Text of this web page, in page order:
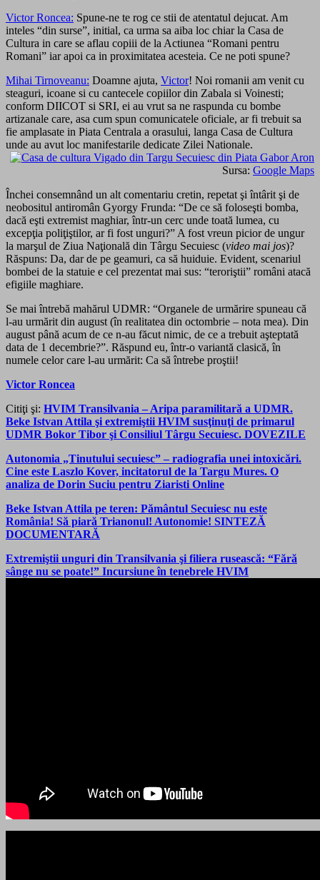
Victor Roncea: Spune-ne te rog ce stii de atentatul dejucat. Am
inteles “din surse”, initial, ca urma sa aiba loc chiar la Casa de
Cultura in care se aflau copiii de la Actiunea “Romani pentru
Romani” iar apoi ca in proximitatea acesteia. Ce ne poti spune?
Mihai Tirnoveanu: Doamne ajuta, Victor! Noi romanii am venit cu
steaguri, icoane si cu cantecele copiilor din Zabala si Voinesti;
conform DIICOT si SRI, ei au vrut sa ne raspunda cu bombe
artizanale care, asa cum spun comunicatele oficiale, ar fi trebuit sa
fie amplasate in Piata Centrala a orasului, langa Casa de Cultura
unde au avut loc manifestarile dedicate Zilei Nationale.
Sursa: Google Maps
Închei consemnând un alt comentariu cretin, repetat şi întârit şi de
neobositul antiromân Gyorgy Frunda: “De ce să foloseşti bomba,
dacă eşti extremist maghiar, într-un cerc unde toată lumea, cu
excepţia poliţiştilor, ar fi fost unguri?” A fost vreun picior de ungur
la marşul de Ziua Naţională din Târgu Secuiesc (video mai jos)?
Răspuns: Da, dar de pe geamuri, ca să huiduie. Evident, scenariul
bombei de la statuie e cel prezentat mai sus: “teroriştii” români atacă
efigiile maghiare.
Se mai întrebă mahărul UDMR: “Organele de urmărire spuneau că
l-au urmărit din august (în realitatea din octombrie – nota mea). Din
august până acum de ce n-au făcut nimic, de ce a trebuit aşteptată
data de 1 decembrie?”. Răspund eu, într-o variantă clasică, în
numele celor care l-au urmărit: Ca să întrebe proştii!
Victor Roncea
Citiţi şi: HVIM Transilvania – Aripa paramilitară a UDMR.
Beke Istvan Attila şi extremiştii HVIM susţinuţi de primarul
UDMR Bokor Tibor şi Consiliul Târgu Secuiesc. DOVEZILE
Autonomia „Tinutului secuiesc” – radiografia unei intoxicări.
Cine este Laszlo Kover, incitatorul de la Targu Mures. O
analiza de Dorin Suciu pentru Ziaristi Online
Beke Istvan Attila pe teren: Pământul Secuiesc nu este
România! Să piară Trianonul! Autonomie! SINTEZĂ
DOCUMENTARĂ
Extremiştii unguri din Transilvania şi filiera rusească: “Fără
sânge nu se poate!” Incursiune în tenebrele HVIM